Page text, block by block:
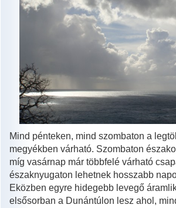
Mind pénteken, mind szombaton a
megyékben várható. Szombaton
míg vasárnap már többfelé várható
északnyugaton lehetnek hosszabb
Eközben egyre hidegebb levegő
elsősorban a Dunántúlon lesz ahol,